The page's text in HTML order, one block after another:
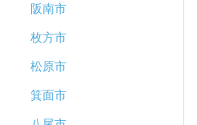
阪南市
枚方市
松原市
箕面市